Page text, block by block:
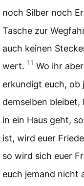
noch Silber noch
Tasche zur
auch keinen
wert. 11 Wo ihr
erkundigt euch, ob
demselben
in ein Haus geht,
ist, wird euer
so wird sich euer
euch jemand nicht